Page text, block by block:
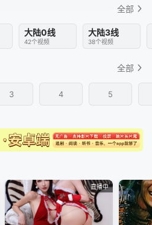
全部
大陆0线
42个视频
大陆3线
38个视频
全部
3 4 5
直播中